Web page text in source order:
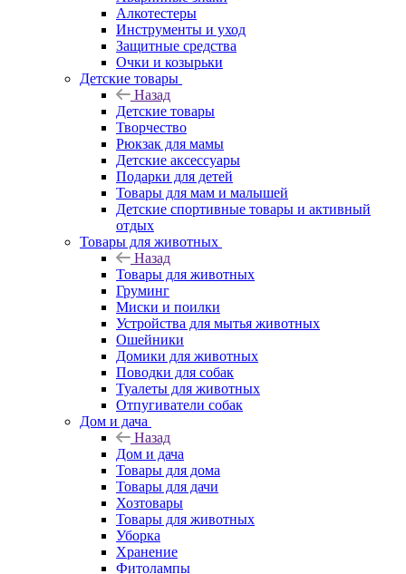
Алкотестеры
Инструменты и уход
Защитные средства
Очки и козырьки
Детские товары
Назад
Детские товары
Творчество
Рюкзак для мамы
Детские аксессуары
Подарки для детей
Товары для мам и малышей
Детские спортивные товары и активный
отдых
Товары для животных
Назад
Товары для животных
Груминг
Миски и поилки
Устройства для мытья животных
Ошейники
Домики для животных
Поводки для собак
Туалеты для животных
Отпугиватели собак
Дом и дача
Назад
Дом и дача
Товары для дома
Товары для дачи
Хозтовары
Товары для животных
Уборка
Хранение
Фитолампы